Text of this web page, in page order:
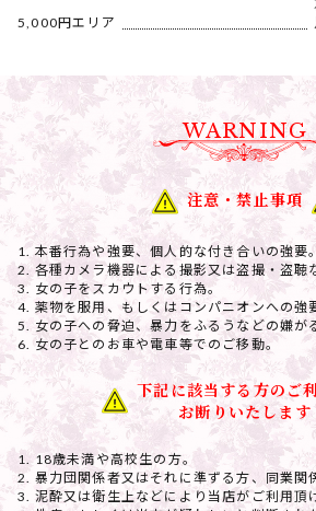
5,000円エリア
WARNING
注意・禁止事項
本番行為や強要、個人的な付き合いの強要。
各種カメラ機器による撮影又は盗撮・盗聴
女の子をスカウトする行為。
薬物を服用、もしくはコンパニオンへの強
女の子への脅迫、暴力をふるうなどの嫌が
女の子とのお車や電車等でのご移動。
下記に該当する方のご
お断りいたします
18歳未満や高校生の方。
暴力団関係者又はそれに準ずる方、同業関
泥酔又は衛生上などにより当店がご利用頂